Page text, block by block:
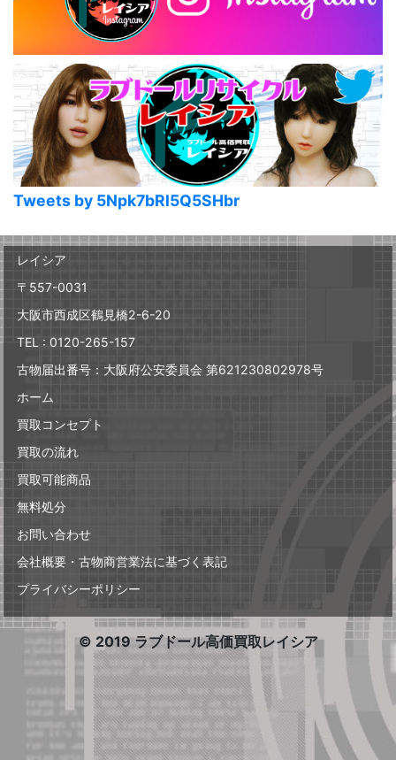
Tweets by 5Npk7bRl5Q5SHbr
レイシア
〒557-0031
大阪市西成区鶴見橋2-6-20
TEL : 0120-265-157
古物届出番号：大阪府公安委員会 第621230802978号
ホーム
買取コンセプト
買取の流れ
買取可能商品
無料処分
お問い合わせ
会社概要・古物商営業法に基づく表記
プライバシーポリシー
© 2019 ラブドール高価買取レイシア